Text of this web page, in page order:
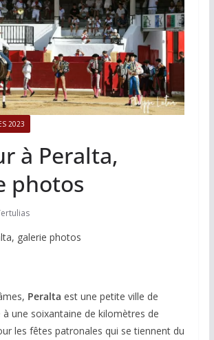
2023
à Peralta,
photos
galerie photos
Peralta est une petite ville de
à une soixantaine de kilomètres de
les fêtes patronales qui se tiennent du